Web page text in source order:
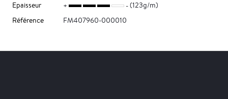
Epaisseur
(123g/m)
Référence
FM407960-000010